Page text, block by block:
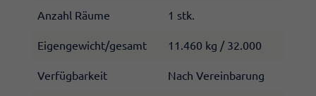
Anzahl Räume 1 stk.
Eigengewicht/gesamt 11.460 kg / 32.000
Verfügbarkeit Nach Vereinbarung